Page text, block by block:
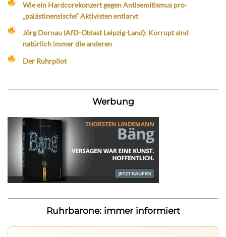
Wie ein Hardcorekonzert gegen Antisemitismus pro-
„palästinensische“ Aktivisten entlarvt
Jörg Dornau (AfD-Oblast Leipzig-Land): Korrupt sind
natürlich immer die anderen
Der Ruhrpilot
Werbung
Ruhrbarone: immer informiert